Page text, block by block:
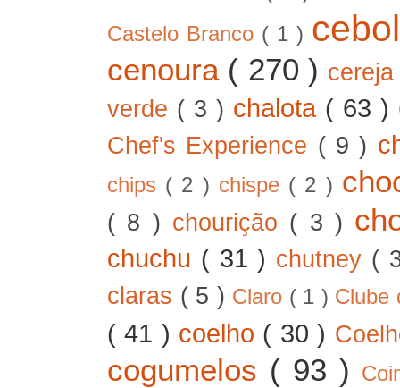
Castelo Branco ( 1 )
cenoura ( 270 )
verde ( 3 ) chalota ( 63 )
Chef's Experience ( 9 )
chips ( 2 ) chispe ( 2 )
( 8 ) chourição ( 3 )
chuchu ( 31 ) chutney (
claras ( 5 ) Claro ( 1 ) Clube
( 41 ) coelho ( 30 )
cogumelos ( 93 )